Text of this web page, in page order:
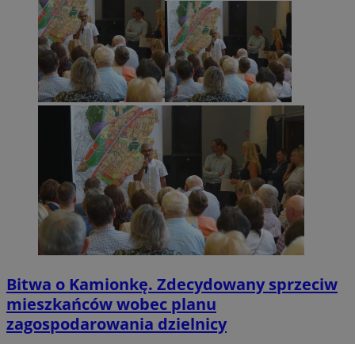
Bitwa o Kamionkę. Zdecydowany sprzeciw
mieszkańców wobec planu
zagospodarowania dzielnicy